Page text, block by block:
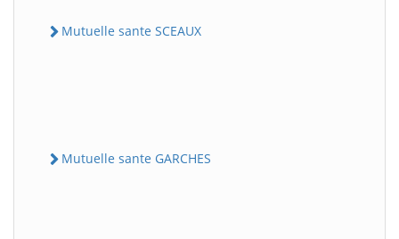
Mutuelle sante SCEAUX
Mutuelle sante GARCHES